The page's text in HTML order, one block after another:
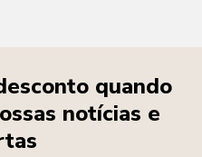
quando
notícias e